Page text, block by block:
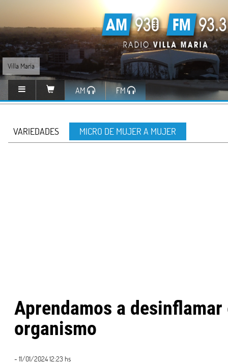
Villa María
AM FM
VARIEDADES MICRO DE MUJER A MUJER
Aprendamos a desinflamar
organismo
- 11/01/2024 12:23 hs